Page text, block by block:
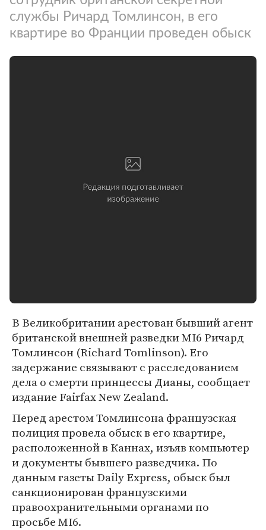
службы Ричард Томлинсон, в его
квартире во Франции проведен обыск
В Великобритании арестован бывший агент
британской внешней разведки MI6 Ричард
Томлинсон (Richard Tomlinson). Его
задержание связывают с расследованием
дела о смерти принцессы Дианы, сообщает
издание Fairfax New Zealand.
Перед арестом Томлинсона французская
полиция провела обыск в его квартире,
расположенной в Каннах, изъяв компьютер
и документы бывшего разведчика. По
данным газеты Daily Express, обыск был
санкционирован французскими
правоохранительными органами по
просьбе MI6.